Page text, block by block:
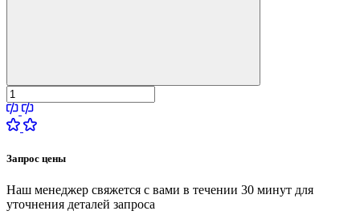
Запрос цены
Наш менеджер свяжется с вами в течении 30 минут для
уточнения деталей запроса